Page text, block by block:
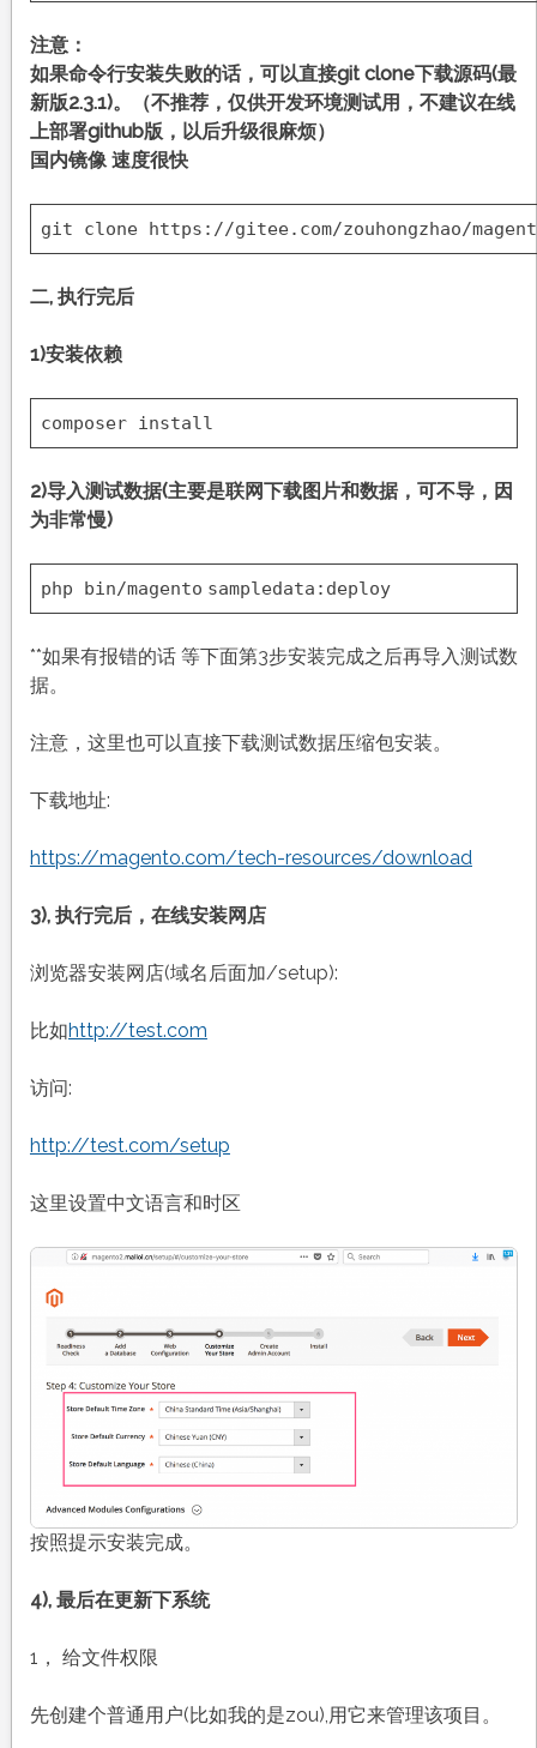
注意：
如果命令行安装失败的话，可以直接git clone下载源码(最
新版2.3.1)。（不推荐，仅供开发环境测试用，不建议在线
上部署github版，以后升级很麻烦）
国内镜像 速度很快
git clone https: //gitee.com/zouhongzhao/
二, 执行完后
1)安装依赖
composer install
2)导入测试数据(主要是联网下载图片和数据，可不导，因
为非常慢)
php bin/magento sampledata:deploy
**如果有报错的话 等下面第3步安装完成之后再导入测试数
据。
注意，这里也可以直接下载测试数据压缩包安装。
下载地址:
https://magento.com/tech-resources/download
3), 执行完后，在线安装网店
浏览器安装网店(域名后面加/setup):
比如http://test.com
访问:
http://test.com/setup
这里设置中文语言和时区
按照提示安装完成。
4), 最后在更新下系统
1， 给文件权限
先创建个普通用户(比如我的是zou),用它来管理该项目。